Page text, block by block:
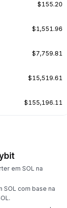
$155.20
$1,551.96
$7,759.81
$15,519.61
$155,196.11
em SOL na
SOL com base na